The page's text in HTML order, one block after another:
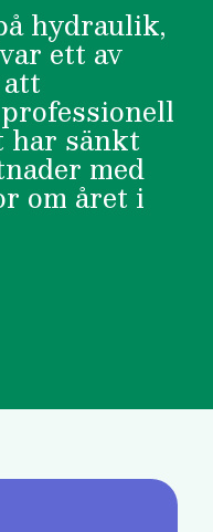
hydraulik,
ett av
har sänkt
med
om året i